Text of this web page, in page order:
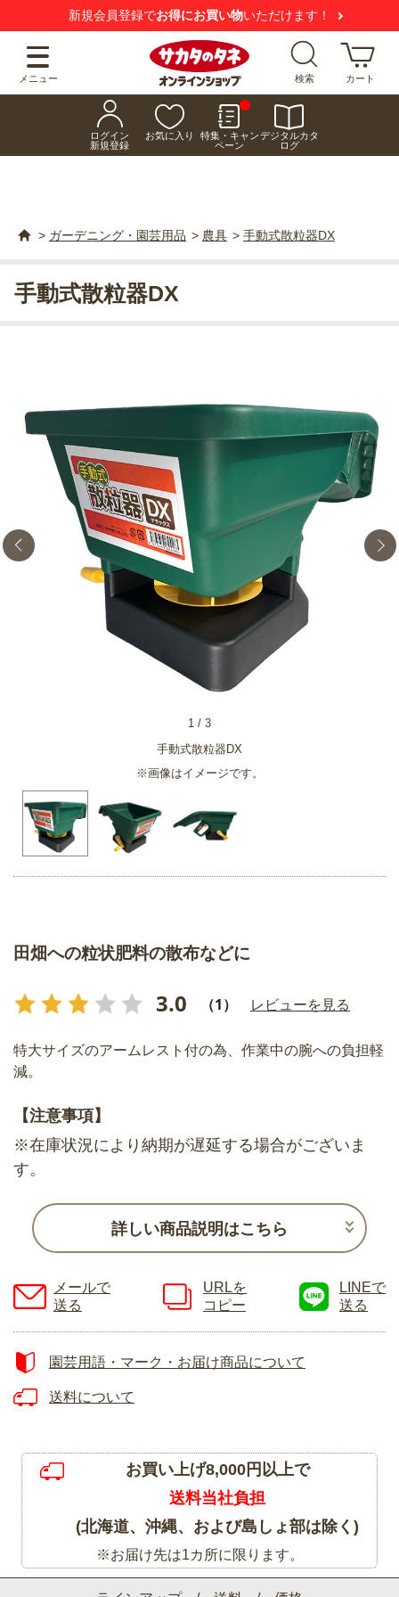
新規会員登録でお得にお買い物いただけます！
メニュー 検索 カート
ログイン
新規登録
お気に入り
特集・キャン
ペーン
デジタルカタ
ログ
> ガーデニング・園芸用品 > 農具 > 手動式散粒器DX
手動式散粒器DX
※画像はイメージです。
1 / 3
手動式散粒器DX
田畑への粒状肥料の散布などに
3.0 （1） レビューを見る
特大サイズのアームレスト付の為、作業中の腕への負担軽
減。
【注意事項】
※在庫状況により納期が遅延する場合がございま
す。
詳しい商品説明はこちら
メールで
送る
URLを
コピー
LINEで
送る
園芸用語・マーク・お届け商品について
送料について
お買い上げ8,000円以上で
送料当社負担
(北海道、沖縄、および島しょ部は除く)
※お届け先は1カ所に限ります。